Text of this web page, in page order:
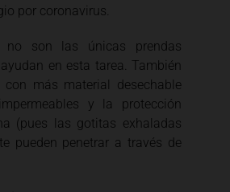
por coronavirus.
no son las únicas prendas
en esta tarea. También
con más material desechable
y la protección
(pues las gotitas exhaladas
pueden penetrar a través de